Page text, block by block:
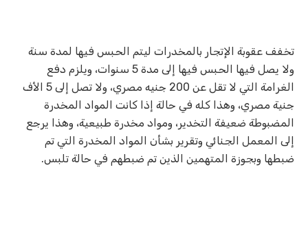
تخفف عقوبة الإتجار بالمخدرات ليتم الحبس فيها لمدة سنة
ولا يصل فيها الحبس فيها إلى مدة 5 سنوات، ويلزم دفع
الغرامة التي لا تقل عن 200 جنيه مصري، ولا تصل إلى 5 الأف
جنية مصري، وهذا كله في حالة إذا كانت المواد المخدرة
المضبوطة ضعيفة التخدير، ومواد مخدرة طبيعية، وهذا يرجع
إلى المعمل الجنائي وتقرير بشأن المواد المخدرة التي تم
ضبطها وبجوزة المتهمين الذين تم ضبطهم في حالة تلبس.